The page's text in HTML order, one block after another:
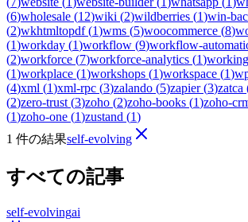
(6)wholesale (12)wiki (2)wildberries (1)win-
(2)wkhtmltopdf(1)wms (5)woocommerce (8)
(1)workday (1)workflow (9)workflow-
(2)workforce (7)workforce-analytics (1)
(1)workplace (1)workshops (1)workspace (1)
(4)xml (1)xml-rpc (3)zalando (5)zapier(3)zatca
(2)zero-trust (3)zoho (2)zoho-books (1)zoho-
(1)zoho-one (1)zustand (1)
1 件の結果self-evolving
すべての記事
self-evolvingai